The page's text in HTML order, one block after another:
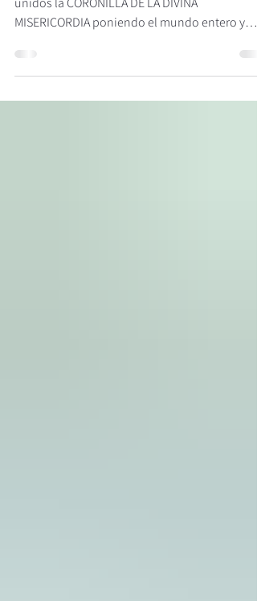
Coronilla de la Divina Misericordia.
unidos la CORONILLA DE LA DIVINA
MISERICORDIA poniendo el mundo entero y
cada corazón bajo la Infinita Misericordia de